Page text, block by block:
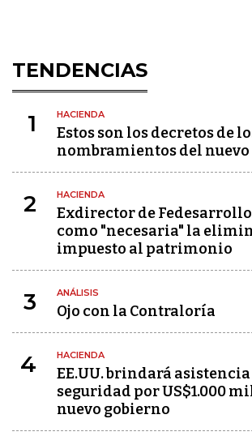
TENDENCIAS
1 HACIENDA
Estos son los decretos de
nombramientos del
2 HACIENDA
Exdirector de
como "necesaria" la
impuesto al patrimonio
3 ANÁLISIS
Ojo con la Contraloría
4 HACIENDA
EE.UU. brindará asistencia
seguridad por US$1.000
nuevo gobierno